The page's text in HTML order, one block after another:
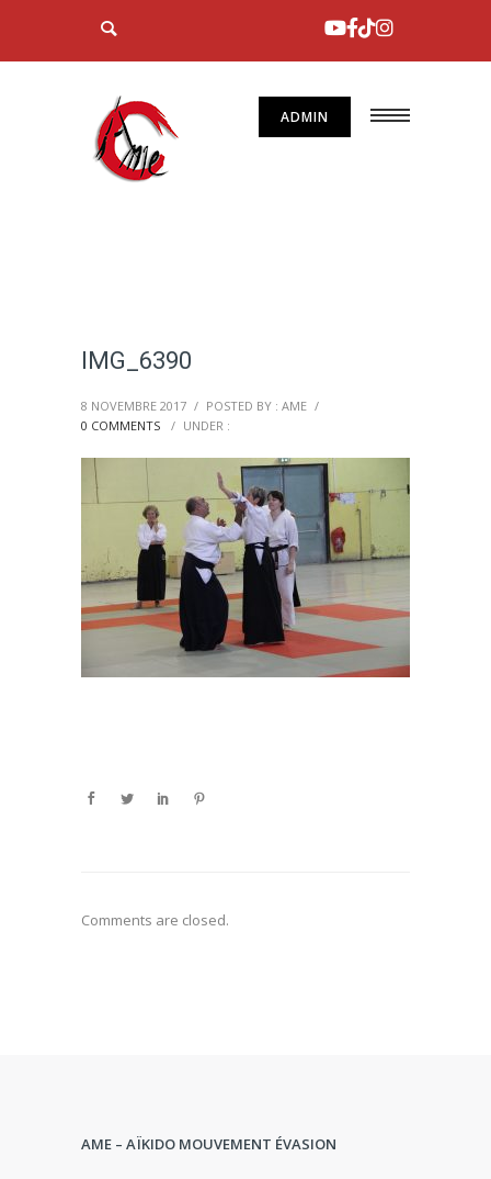
ADMIN
IMG_6390
8 NOVEMBRE 2017 / POSTED BY : AME /
0 COMMENTS
/ UNDER :
Comments are closed.
AME – AÏKIDO MOUVEMENT ÉVASION